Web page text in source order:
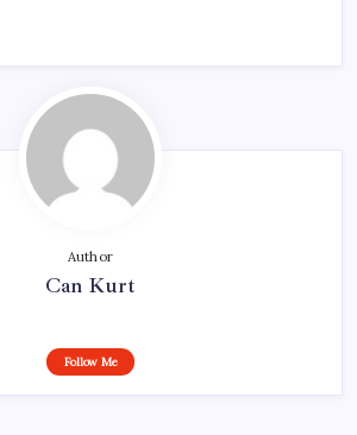
Author
Can Kurt
Follow Me